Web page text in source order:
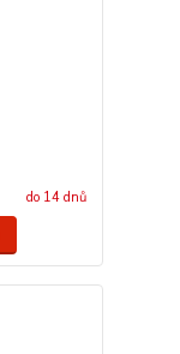
do 14 dnů